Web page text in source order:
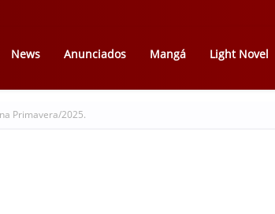
News Anunciados Mangá Light Novel
Primavera/2025.